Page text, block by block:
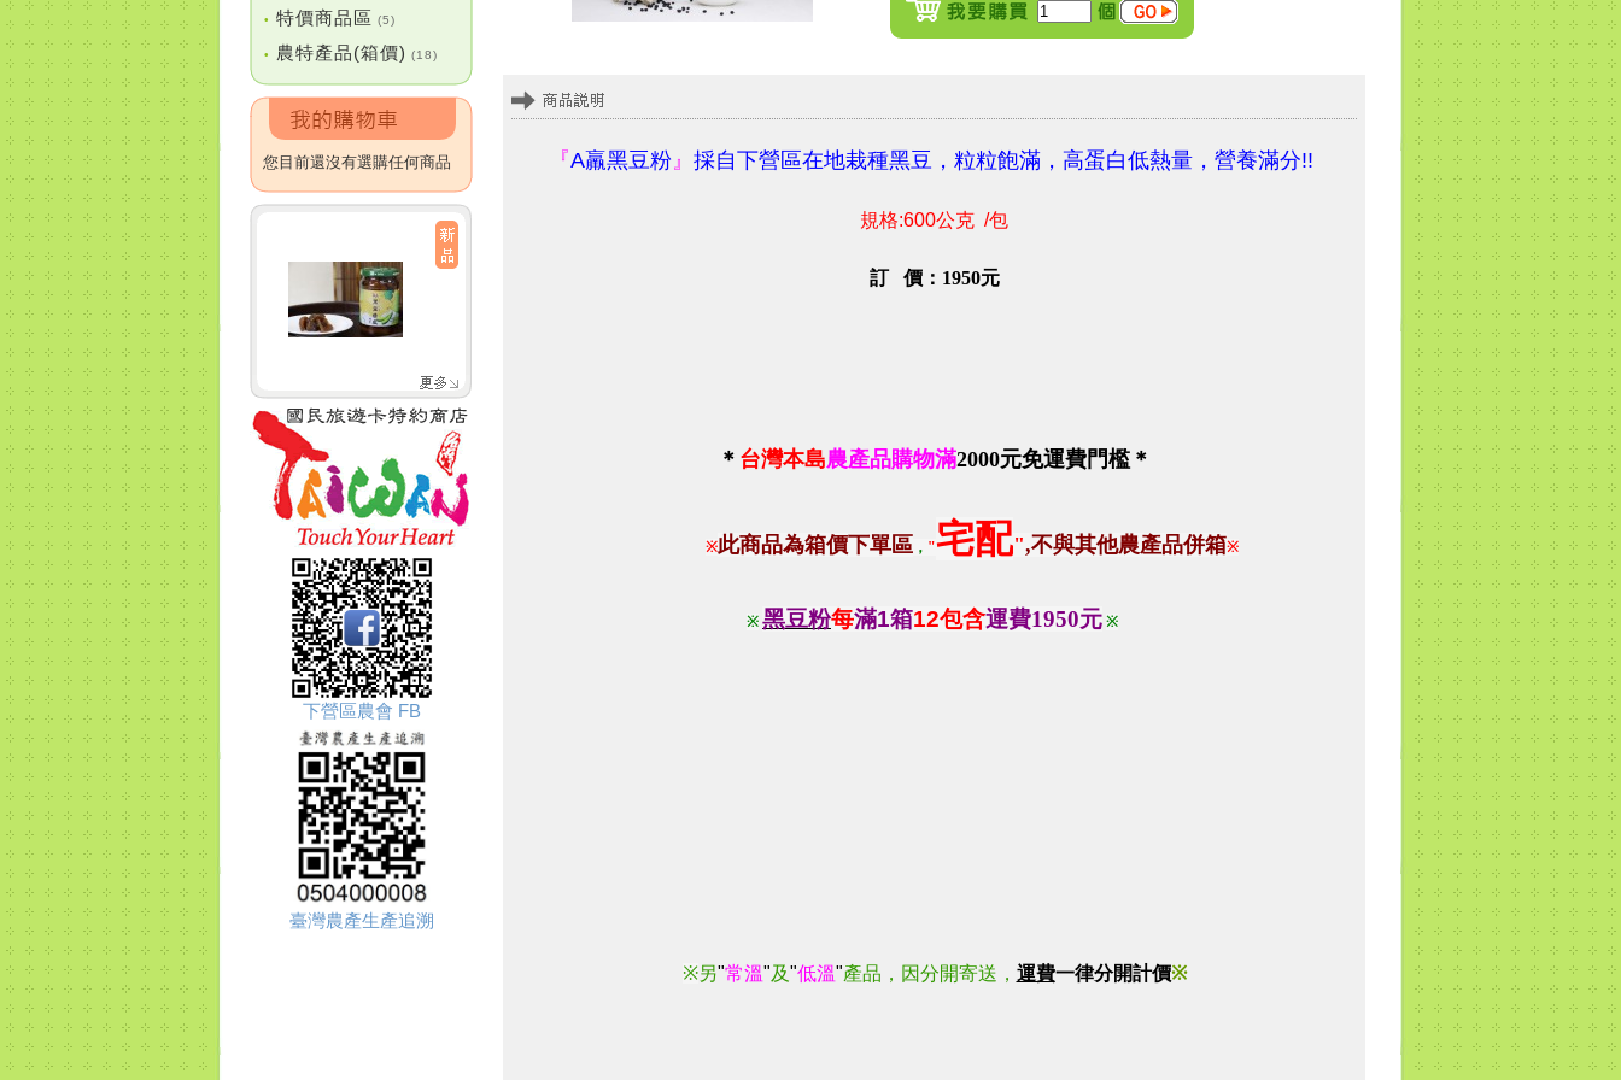
• 特價商品區 (5)
• 農特產品(箱價) (18)
您目前還沒有選購任何商品
下營區農會 FB
臺灣農產生產追溯
『A羸黑豆粉』 採自下營區在地栽種黑豆，粒粒飽滿，高蛋白低熱量，營養滿分!!
規格:600公克 /包
訂 價：1950元
＊ 台灣本島農產品購物滿2000元免運費門檻＊
※此商品為箱價下單區 ， "宅配",不與其他農產品併箱※
※ 黑豆粉每滿1箱12包含運費1950元 ※
※另"常溫"及"低溫"產品，因分開寄送， 運費一律分開計價※